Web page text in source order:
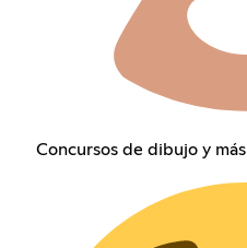
Concursos de dibujo y más